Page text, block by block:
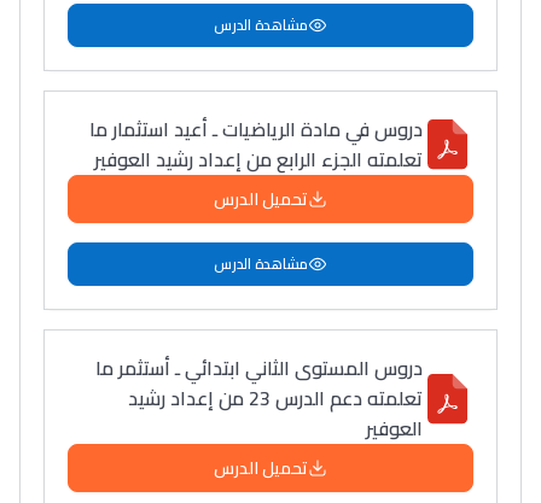
مشاهدة الدرس
دروس في مادة الرياضيات ـ أعيد استثمار ما
تعلمته الجزء الرابع من إعداد رشيد العوفير
تحميل الدرس
مشاهدة الدرس
دروس المستوى الثاني ابتدائي ـ أستثمر ما
تعلمته دعم الدرس 23 من إعداد رشيد
العوفير
تحميل الدرس